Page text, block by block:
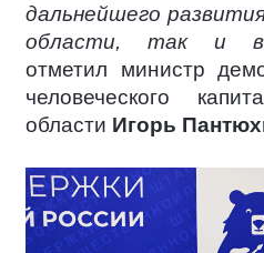
дальнейшего
области, так и
отметил министр
человеческого
области Игорь